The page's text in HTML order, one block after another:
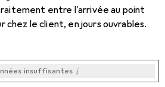
entre l'arrivée au point
le client, en jours ouvrables.
insuffisantes i